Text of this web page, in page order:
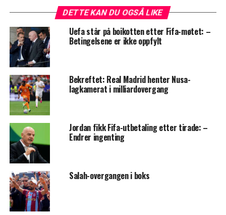
DETTE KAN DU OGSÅ LIKE
Uefa står på boikotten etter Fifa-møtet: –
Betingelsene er ikke oppfylt
Bekreftet: Real Madrid henter Nusa-
lagkamerat i milliardovergang
Jordan fikk Fifa-utbetaling etter tirade: –
Endrer ingenting
Salah-overgangen i boks